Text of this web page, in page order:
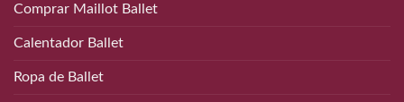
Comprar Maillot Ballet
Calentador Ballet
Ropa de Ballet